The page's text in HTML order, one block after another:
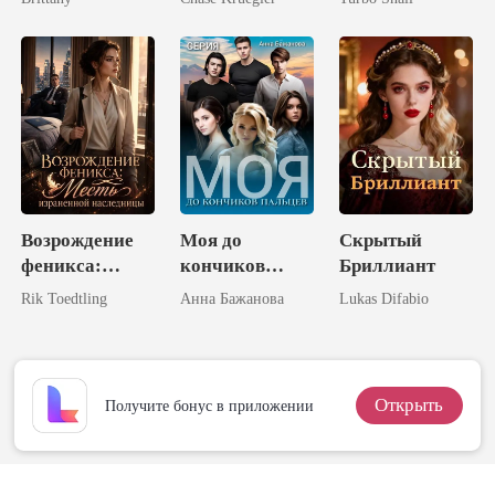
Ликанов
Миллиардер
Возрождение
феникса:
Месть
Rik Toedtling
Моя до
кончиков
пальцев
Анна Бажанова
Скрытый
Бриллиант
Lukas Difabio
Получите бонус в приложении Открыть